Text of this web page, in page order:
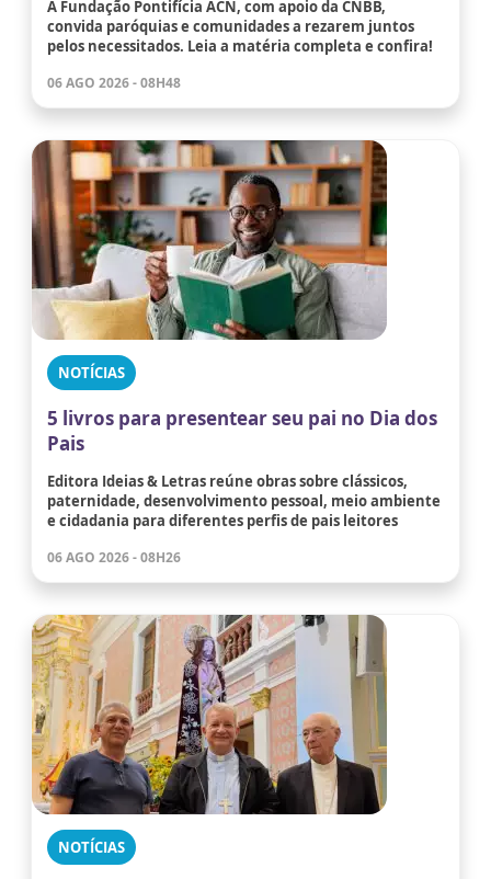
A Fundação Pontifícia ACN, com apoio da CNBB,
convida paróquias e comunidades a rezarem juntos
pelos necessitados. Leia a matéria completa e confira!
06 AGO 2026 - 08H48
NOTÍCIAS
5 livros para presentear seu pai no Dia dos
Pais
Editora Ideias & Letras reúne obras sobre clássicos,
paternidade, desenvolvimento pessoal, meio ambiente
e cidadania para diferentes perfis de pais leitores
06 AGO 2026 - 08H26
NOTÍCIAS